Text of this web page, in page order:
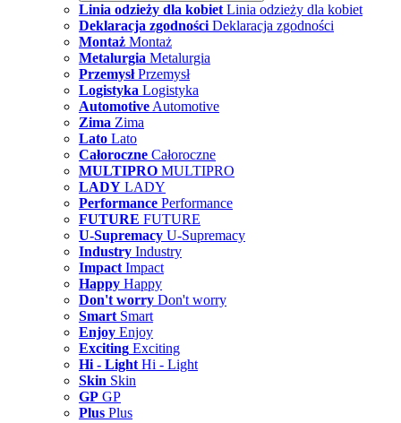
Linia odzieży dla kobiet Linia odzieży dla kobiet
Deklaracja zgodności Deklaracja zgodności
Montaż Montaż
Metalurgia Metalurgia
Przemysł Przemysł
Logistyka Logistyka
Automotive Automotive
Zima Zima
Lato Lato
Całoroczne Całoroczne
MULTIPRO MULTIPRO
LADY LADY
Performance Performance
FUTURE FUTURE
U-Supremacy U-Supremacy
Industry Industry
Impact Impact
Happy Happy
Don't worry Don't worry
Smart Smart
Enjoy Enjoy
Exciting Exciting
Hi - Light Hi - Light
Skin Skin
GP GP
Plus Plus